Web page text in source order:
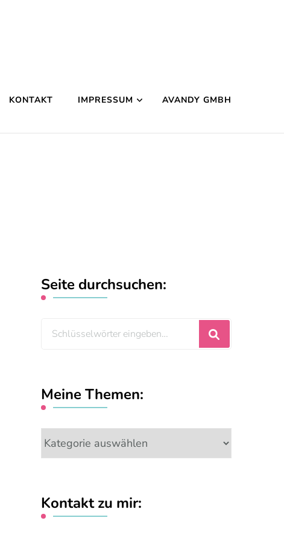
KONTAKT IMPRESSUM AVANDY GMBH
Seite durchsuchen:
Suchst
Meine Themen:
Meine
Themen:
Kontakt zu mir: